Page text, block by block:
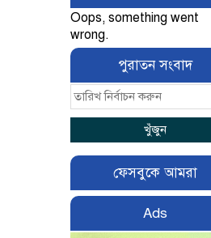
Oops, something went
wrong.
পুরাতন সংবাদ
ফেসবুকে আমরা
Ads